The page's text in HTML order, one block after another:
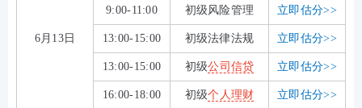
6月13日
9:00-11:00 初级风险管理 立即估分>>
13:00-15:00 初级法律法规 立即估分>>
13:00-15:00 初级公司信贷 立即估分>>
16:00-18:00 初级个人理财 立即估分>>